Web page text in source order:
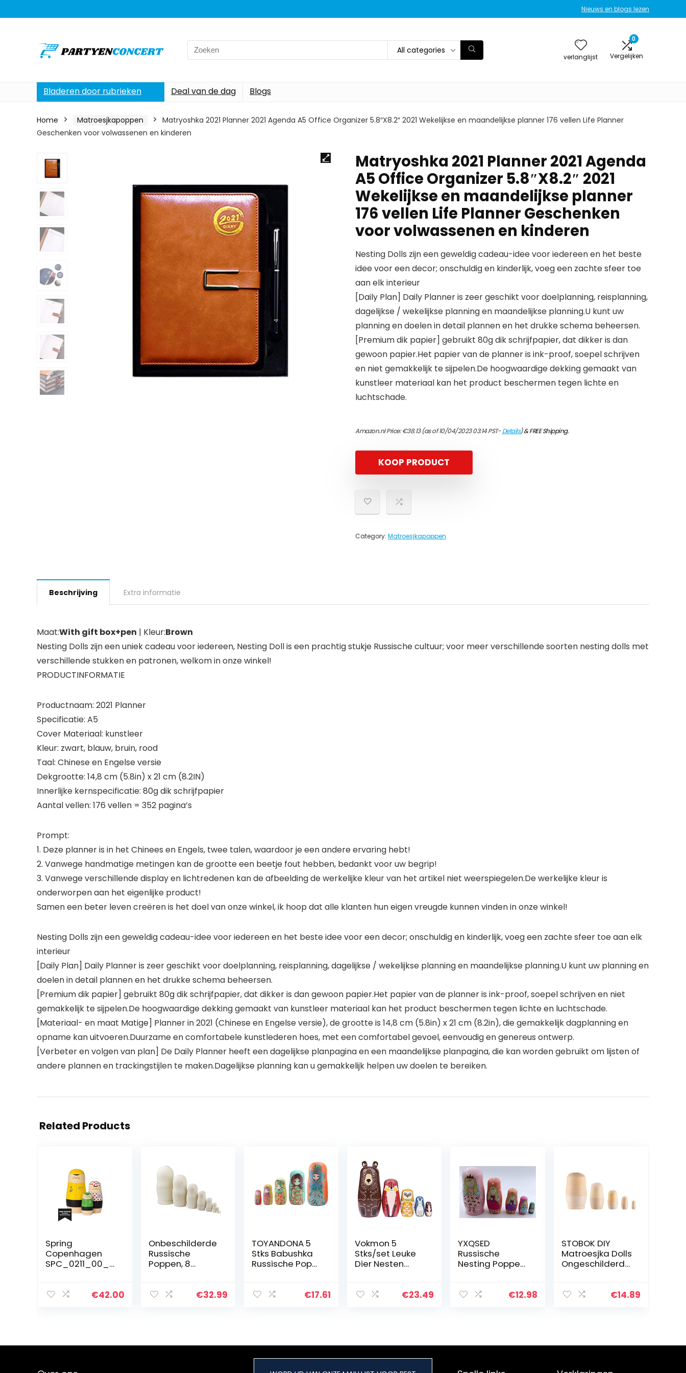
Nieuws en blogs lezen
Search
for:
All categories
verlanglijst
0
Vergelijken
Bladeren door rubrieken Deal van de dag Blogs
Home Matroesjkapoppen
Matryoshka 2021 Planner 2021 Agenda A5 Office Organizer 5.8″X8.2″ 2021 Wekelijkse en maandelijkse planner 176 vellen Life Planner
Geschenken voor volwassenen en kinderen
Matryoshka 2021 Planner 2021 Agenda
A5 Office Organizer 5.8″X8.2″ 2021
Wekelijkse en maandelijkse planner
176 vellen Life Planner Geschenken
voor volwassenen en kinderen
Nesting Dolls zijn een geweldig cadeau-idee voor iedereen en het beste
idee voor een decor; onschuldig en kinderlijk, voeg een zachte sfeer toe
aan elk interieur
[Daily Plan] Daily Planner is zeer geschikt voor doelplanning, reisplanning,
dagelijkse / wekelijkse planning en maandelijkse planning.U kunt uw
planning en doelen in detail plannen en het drukke schema beheersen.
[Premium dik papier] gebruikt 80g dik schrijfpapier, dat dikker is dan
gewoon papier.Het papier van de planner is ink-proof, soepel schrijven
en niet gemakkelijk te sijpelen.De hoogwaardige dekking gemaakt van
kunstleer materiaal kan het product beschermen tegen lichte en
luchtschade.
Amazon.nl Price:€38.13(as of 10/04/2023 03:14 PST-Details)&FREE Shipping.
KOOP PRODUCT
Category: Matroesjkapoppen
Beschrijving Extra informatie
Maat:With gift box+pen | Kleur:Brown
Nesting Dolls zijn een uniek cadeau voor iedereen, Nesting Doll is een prachtig stukje Russische cultuur; voor meer verschillende soorten nesting dolls met
verschillende stukken en patronen, welkom in onze winkel!
PRODUCTINFORMATIE
Productnaam: 2021 Planner
Specificatie: A5
Cover Materiaal: kunstleer
Kleur: zwart, blauw, bruin, rood
Taal: Chinese en Engelse versie
Dekgrootte: 14,8 cm (5.8in) x 21 cm (8.2IN)
Innerlijke kernspecificatie: 80g dik schrijfpapier
Aantal vellen: 176 vellen = 352 pagina’s
Prompt:
1. Deze planner is in het Chinees en Engels, twee talen, waardoor je een andere ervaring hebt!
2. Vanwege handmatige metingen kan de grootte een beetje fout hebben, bedankt voor uw begrip!
3. Vanwege verschillende display en lichtredenen kan de afbeelding de werkelijke kleur van het artikel niet weerspiegelen.De werkelijke kleur is
onderworpen aan het eigenlijke product!
Samen een beter leven creëren is het doel van onze winkel, ik hoop dat alle klanten hun eigen vreugde kunnen vinden in onze winkel!
Nesting Dolls zijn een geweldig cadeau-idee voor iedereen en het beste idee voor een decor; onschuldig en kinderlijk, voeg een zachte sfeer toe aan elk
interieur
[Daily Plan] Daily Planner is zeer geschikt voor doelplanning, reisplanning, dagelijkse / wekelijkse planning en maandelijkse planning.U kunt uw planning en
doelen in detail plannen en het drukke schema beheersen.
[Premium dik papier] gebruikt 80g dik schrijfpapier, dat dikker is dan gewoon papier.Het papier van de planner is ink-proof, soepel schrijven en niet
gemakkelijk te sijpelen.De hoogwaardige dekking gemaakt van kunstleer materiaal kan het product beschermen tegen lichte en luchtschade.
[Materiaal- en maat Matige] Planner in 2021 (Chinese en Engelse versie), de grootte is 14,8 cm (5.8in) x 21 cm (8.2in), die gemakkelijk dagplanning en
opname kan uitvoeren.Duurzame en comfortabele kunstlederen hoes, met een comfortabel gevoel, eenvoudig en genereus ontwerp.
[Verbeter en volgen van plan] De Daily Planner heeft een dagelijkse planpagina en een maandelijkse planpagina, die kan worden gebruikt om lijsten of
andere plannen en trackingstijlen te maken.Dagelijkse planning kan u gemakkelijk helpen uw doelen te bereiken.
Related Products
Spring
Copenhagen
SPC_0211_00_0
€42.00
Onbeschilderde
Russische
Poppen, 8
Poppen
Traditionele…
€32.99
TOYANDONA 5
Stks Babushka
Russische Pop
Creatieve
€17.61
Vokmon 5
Stks/set Leuke
Dier Nesten
Matroesjka€23.49
YXQSED
Russische
Nesting Poppen
Geneste Set€12.98
STOBOK DIY
Matroesjka Dolls
Ongeschilderde
Nesting Poppen
€14.89